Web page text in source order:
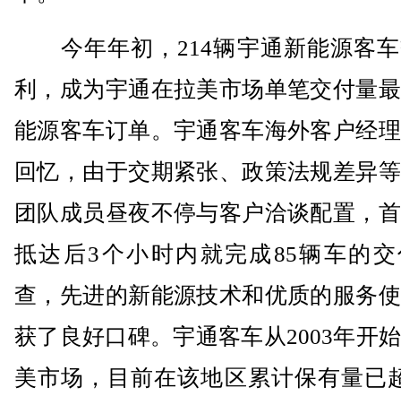
今年年初，214辆宇通新能源客车
利，成为宇通在拉美市场单笔交付量
能源客车订单。宇通客车海外客户经
回忆，由于交期紧张、政策法规差异
团队成员昼夜不停与客户洽谈配置，
抵达后3个小时内就完成85辆车的
查，先进的新能源技术和优质的服务
获了良好口碑。宇通客车从2003年开
美市场，目前在该地区累计保有量已